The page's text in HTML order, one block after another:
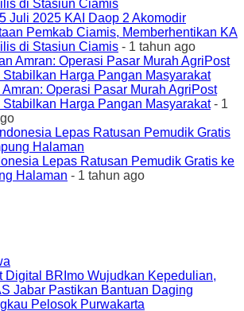
Juli 2025 KAI Daop 2 Akomodir
Pemkab Ciamis, Memberhentikan KA
di Stasiun Ciamis - 1 tahun ago
Amran: Operasi Pasar Murah AgriPost
Stabilkan Harga Pangan Masyarakat- 1
Lepas Ratusan Pemudik Gratis ke
Halaman - 1 tahun ago